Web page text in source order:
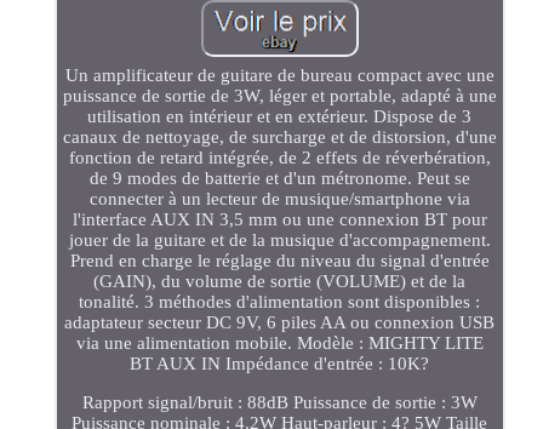
Un amplificateur de guitare de bureau compact avec une
puissance de sortie de 3W, léger et portable, adapté à une
utilisation en intérieur et en extérieur. Dispose de 3
canaux de nettoyage, de surcharge et de distorsion, d'une
fonction de retard intégrée, de 2 effets de réverbération,
de 9 modes de batterie et d'un métronome. Peut se
connecter à un lecteur de musique/smartphone via
l'interface AUX IN 3,5 mm ou une connexion BT pour
jouer de la guitare et de la musique d'accompagnement.
Prend en charge le réglage du niveau du signal d'entrée
(GAIN), du volume de sortie (VOLUME) et de la
tonalité. 3 méthodes d'alimentation sont disponibles :
adaptateur secteur DC 9V, 6 piles AA ou connexion USB
via une alimentation mobile. Modèle : MIGHTY LITE
BT AUX IN Impédance d'entrée : 10K?
Rapport signal/bruit : 88dB Puissance de sortie : 3W
Puissance nominale : 4.2W Haut-parleur : 4? 5W Taille